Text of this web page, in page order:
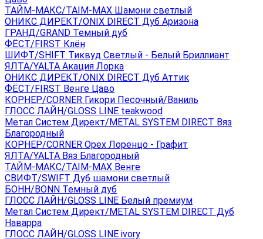
ТАЙМ-МАКС/TAIM-MAX Шамони светлый
ОНИКС ДИРЕКТ/ONIX DIRECT Дуб Аризона
ГРАНД/GRAND Темный дуб
ФЁСТ/FIRST Клён
ШИФТ/SHIFT Тиквуд Светлый - Белый Бриллиант
ЯЛТА/YALTA Акация Лорка
ОНИКС ДИРЕКТ/ONIX DIRECT Дуб Аттик
ФЁСТ/FIRST Венге Цаво
КОРНЕР/CORNER Гикори Песочный/Ваниль
ГЛОСС ЛАЙН/GLOSS LINE teakwood
Метал Систем Директ/METAL SYSTEM DIRECT Вяз
Благородный
КОРНЕР/CORNER Орех Лоренцо - Графит
ЯЛТА/YALTA Вяз Благородный
ТАЙМ-МАКС/TAIM-MAX Венге
СВИФТ/SWIFT Дуб шамони светлый
БОНН/BONN Темный дуб
ГЛОСС ЛАЙН/GLOSS LINE Белый премиум
Метал Систем Директ/METAL SYSTEM DIRECT Дуб
Наварра
ГЛОСС ЛАЙН/GLOSS LINE ivory